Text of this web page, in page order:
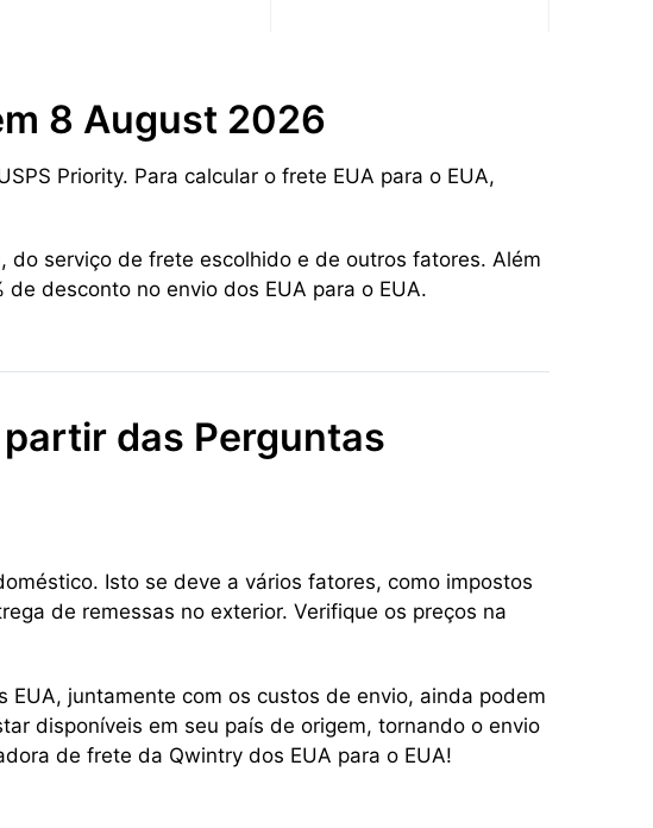
8 August 2026
Priority. Para calcular o frete EUA para o EUA,
serviço de frete escolhido e de outros fatores. Além
desconto no envio dos EUA para o EUA.
das Perguntas
Isto se deve a vários fatores, como impostos
de remessas no exterior. Verifique os preços na
juntamente com os custos de envio, ainda podem
disponíveis em seu país de origem, tornando o envio
de frete da Qwintry dos EUA para o EUA!